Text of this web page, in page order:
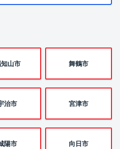
山市 舞鶴市
治市 宮津市
陽市 向日市